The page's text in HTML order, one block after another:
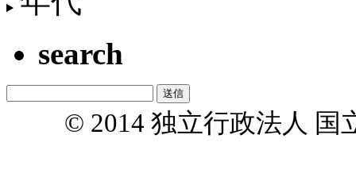
search
© 2014 独立行政法人 国